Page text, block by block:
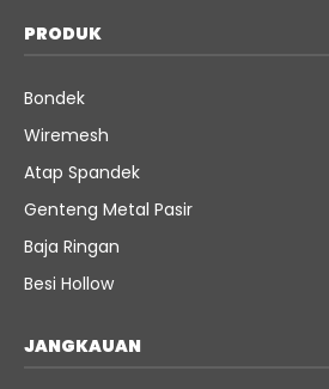
PRODUK
Bondek
Wiremesh
Atap Spandek
Genteng Metal Pasir
Baja Ringan
Besi Hollow
JANGKAUAN